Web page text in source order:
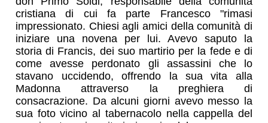
cristiana di cui fa parte Francesco "rimasi
impressionato. Chiesi agli amici della comunità di
iniziare una novena per lui. Avevo saputo la
storia di Francis, dei suo martirio per la fede e di
come avesse perdonato gli assassini che lo
stavano uccidendo, offrendo la sua vita alla
Madonna attraverso la preghiera di
consacrazione. Da alcuni giorni avevo messo la
sua foto vicino al tabernacolo nella cappella del